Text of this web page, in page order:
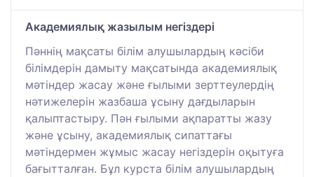
Академиялық жазылым негіздері
Пәннің мақсаты білім алушылардың кәсіби
білімдерін дамыту мақсатында академиялық
мәтіндер жасау және ғылыми зерттеулердің
нәтижелерін жазбаша ұсыну дағдыларын
қалыптастыру. Пән ғылыми ақпаратты жазу
және ұсыну, академиялық сипаттағы
мәтіндермен жұмыс жасау негіздерін оқытуға
бағытталған. Бұл курста білім алушылардың